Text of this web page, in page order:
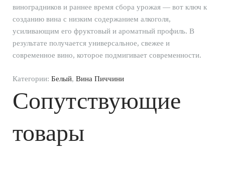
виноградников и раннее время сбора урожая — вот ключ к
созданию вина с низким содержанием алкоголя,
усиливающим его фруктовый и ароматный профиль. В
результате получается универсальное, свежее и
современное вино, которое подмигивает современности.
Категории: Белый, Вина Пиччини
Сопутствующие
товары